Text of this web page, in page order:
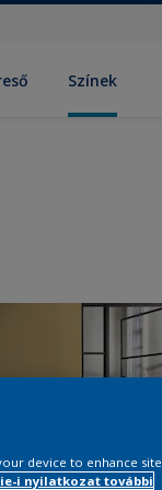
Színek
device to enhance site
i nyilatkozat további